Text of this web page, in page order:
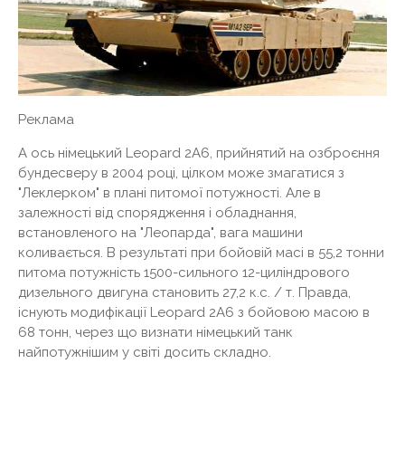
Реклама
А ось німецький Leopard 2А6, прийнятий на озброєння
бундесверу в 2004 році, цілком може змагатися з
"Леклерком" в плані питомої потужності. Але в
залежності від спорядження і обладнання,
встановленого на "Леопарда", вага машини
коливається. В результаті при бойовій масі в 55,2 тонни
питома потужність 1500-сильного 12-циліндрового
дизельного двигуна становить 27,2 к.с. / т. Правда,
існують модифікації Leopard 2А6 з бойовою масою в
68 тонн, через що визнати німецький танк
найпотужнішим у світі досить складно.